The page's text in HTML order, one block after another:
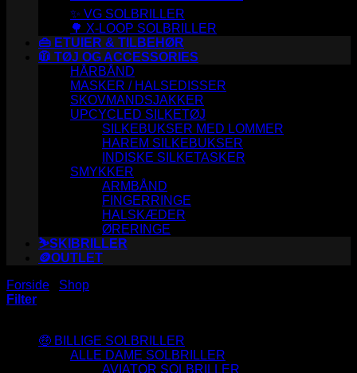
✨ VG SOLBRILLER
🌳 X-LOOP SOLBRILLER
👜 ETUIER & TILBEHØR
🧥 TØJ OG ACCESSORIES
HÅRBÅND
MASKER / HALSEDISSER
SKOVMANDSJAKKER
UPCYCLED SILKETØJ
SILKEBUKSER MED LOMMER
HAREM SILKEBUKSER
INDISKE SILKETASKER
SMYKKER
ARMBÅND
FINGERRINGE
HALSKÆDER
ØRERINGE
⛷️SKIBRILLER
🪙OUTLET
Forside
Shop
Filter
🤑 BILLIGE SOLBRILLER
ALLE DAME SOLBRILLER
AVIATOR SOLBRILLER